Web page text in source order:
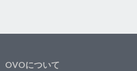
OVOについて